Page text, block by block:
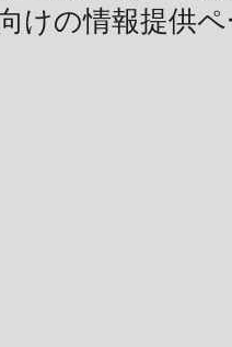
けの情報提供ペ